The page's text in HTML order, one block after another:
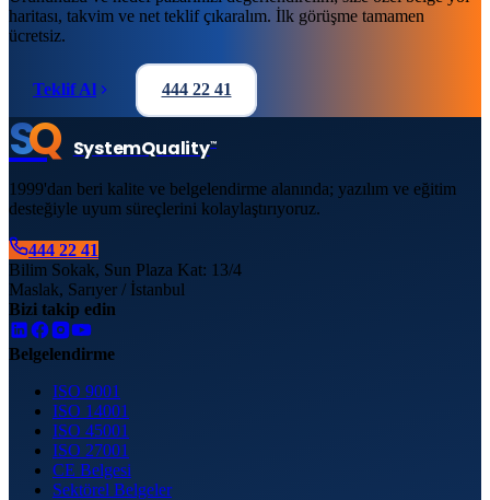
haritası, takvim ve net teklif çıkaralım. İlk görüşme tamamen
ücretsiz.
Teklif Al 444 22 41
SQ SystemQuality™
1999'dan beri kalite ve belgelendirme alanında; yazılım ve eğitim
desteğiyle uyum süreçlerini kolaylaştırıyoruz.
444 22 41
Bilim Sokak, Sun Plaza Kat: 13/4
Maslak, Sarıyer / İstanbul
Bizi takip edin
Belgelendirme
ISO 9001
ISO 14001
ISO 45001
ISO 27001
CE Belgesi
Sektörel Belgeler